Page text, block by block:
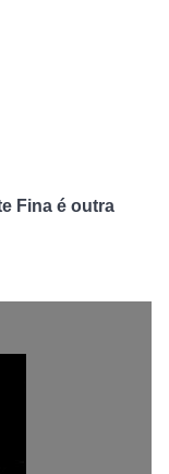
Fina é outra